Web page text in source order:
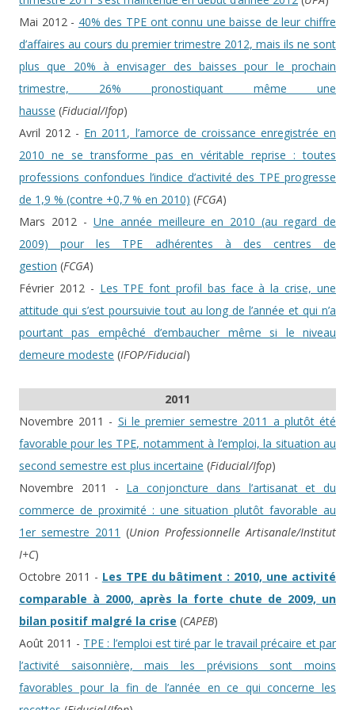
Mai 2012 - 40% des TPE ont connu une baisse de leur chiffre
d’affaires au cours du premier trimestre 2012, mais ils ne sont
plus que 20% à envisager des baisses pour le prochain
trimestre, 26% pronostiquant même une
hausse (Fiducial/Ifop)
Avril 2012 - En 2011, l’amorce de croissance enregistrée en
2010 ne se transforme pas en véritable reprise : toutes
professions confondues l’indice d’activité des TPE progresse
de 1,9 % (contre +0,7 % en 2010) (FCGA)
Mars 2012 - Une année meilleure en 2010 (au regard de
2009) pour les TPE adhérentes à des centres de
gestion (FCGA)
Février 2012 - Les TPE font profil bas face à la crise, une
attitude qui s’est poursuivie tout au long de l’année et qui n’a
pourtant pas empêché d’embaucher même si le niveau
demeure modeste (IFOP/Fiducial)
2011
Novembre 2011 - Si le premier semestre 2011 a plutôt été
favorable pour les TPE, notamment à l’emploi, la situation au
second semestre est plus incertaine (Fiducial/Ifop)
Novembre 2011 - La conjoncture dans l’artisanat et du
commerce de proximité : une situation plutôt favorable au
1er semestre 2011 (Union Professionnelle Artisanale/Institut
I+C)
Octobre 2011 - Les TPE du bâtiment : 2010, une activité
comparable à 2000, après la forte chute de 2009, un
bilan positif malgré la crise (CAPEB)
Août 2011 - TPE : l’emploi est tiré par le travail précaire et par
l’activité saisonnière, mais les prévisions sont moins
favorables pour la fin de l’année en ce qui concerne les